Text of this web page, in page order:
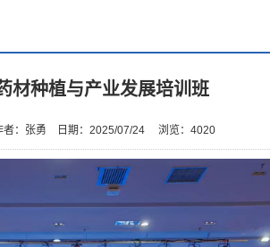
材种植与产业发展培训班
者：张勇 日期：2025/07/24 浏览： 4020